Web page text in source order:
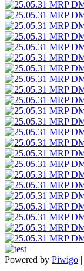
Powered by Piwigo |